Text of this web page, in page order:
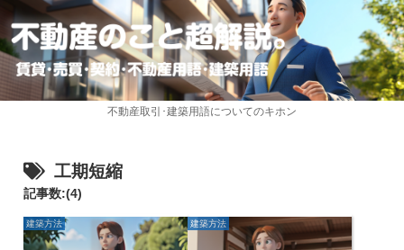
不動産取引･建築用語についてのキホン
工期短縮
記事数:(4)
建築方法 建築方法